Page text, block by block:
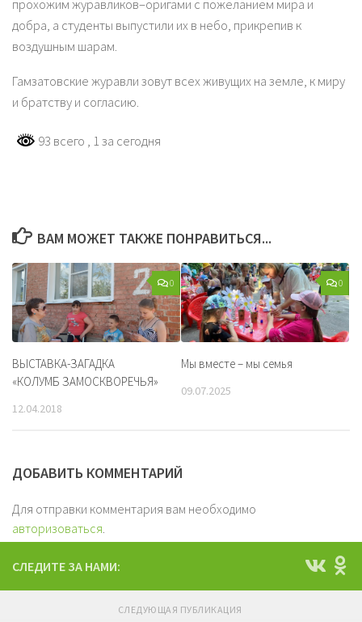
прохожим журавликов–оригами с пожеланием мира и
добра, а студенты выпустили их в небо, прикрепив к
воздушным шарам.
Гамзатовские журавли зовут всех живущих на земле, к миру
и братству и согласию.
93 всего , 1 за сегодня
ВАМ МОЖЕТ ТАКЖЕ ПОНРАВИТЬСЯ...
0
ВЫСТАВКА-ЗАГАДКА
«КОЛУМБ ЗАМОСКВОРЕЧЬЯ»
12.04.2018
0
Мы вместе – мы семья
09.07.2025
ДОБАВИТЬ КОММЕНТАРИЙ
Для отправки комментария вам необходимо
авторизоваться.
СЛЕДИТЕ ЗА НАМИ:
СЛЕДУЮЩАЯ ПУБЛИКАЦИЯ